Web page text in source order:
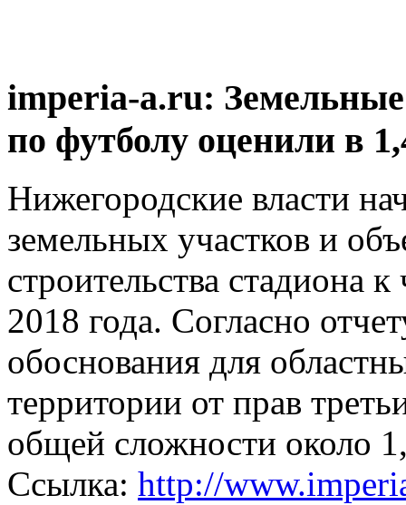
imperia-a.ru:
по футболу оценили в
Нижегородские власти
земельных участков и
строительства стадиона
2018 года. Согласно
обоснования для
территории от прав
общей сложности около
Ссылка: http://